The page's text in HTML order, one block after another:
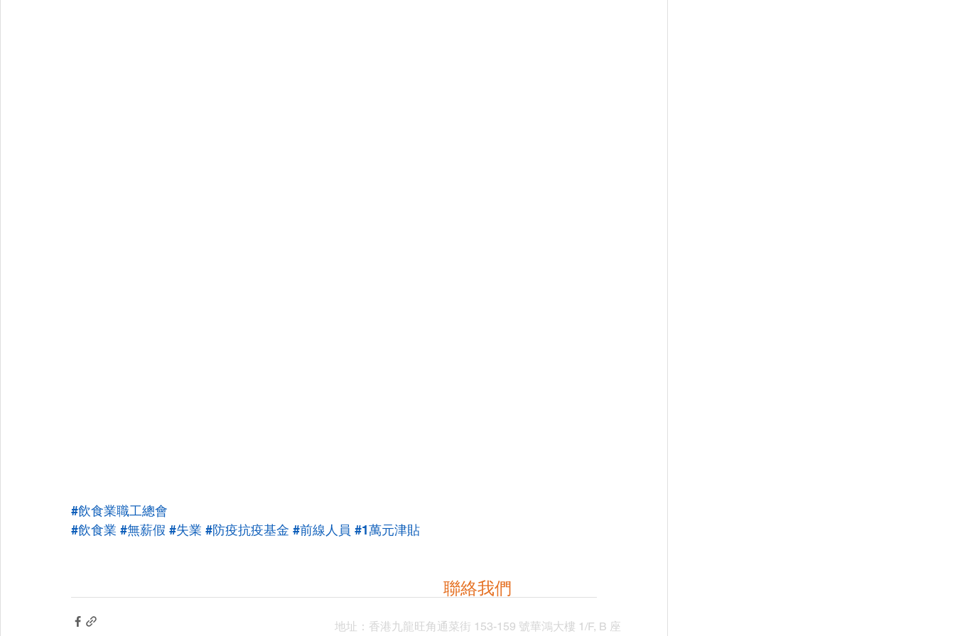
#飲食業職工總會
#飲食業 #無薪假 #失業 #防疫抗疫基金 #前線人員 #1萬元津貼
聯絡我們
地址： 香港九龍旺角通菜街 153-159 號華鴻大樓 1/F, B 座